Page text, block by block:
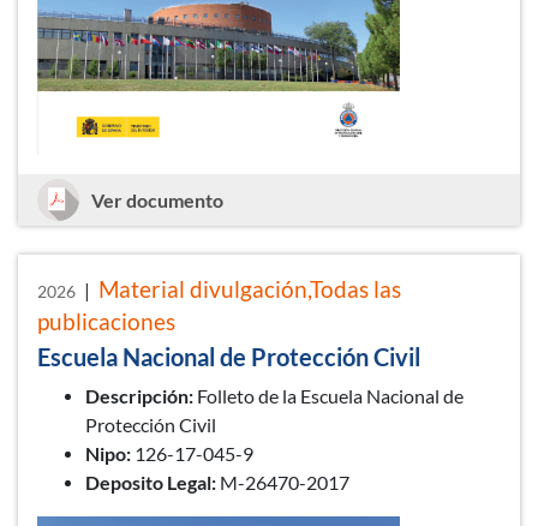
Ver documentoÉcole Nationale de Protection Civile
2026
Material divulgación,Todas las
publicaciones
Escuela Nacional de Protección Civil
Descripción: Folleto de la Escuela Nacional de
Protección Civil
Nipo: 126-17-045-9
Deposito Legal: M-26470-2017